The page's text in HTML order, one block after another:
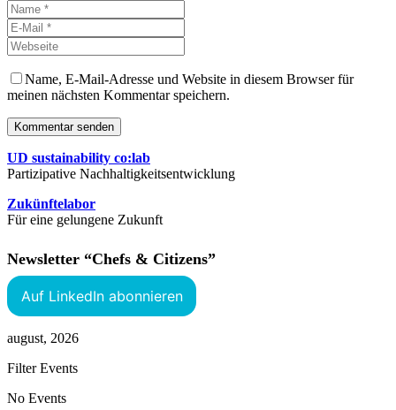
Name, E-Mail-Adresse und Website in diesem Browser für
meinen nächsten Kommentar speichern.
Kommentar senden
UD sustainability co:lab
Partizipative Nachhaltigkeitsentwicklung
Zukünftelabor
Für eine gelungene Zukunft
Newsletter “Chefs & Citizens”
Auf LinkedIn abonnieren
august, 2026
Filter Events
No Events